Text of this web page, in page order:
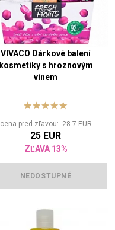
VIVACO Dárkové balení
kosmetiky s hroznovým
vínem
cena pred zľavou:28.7 EUR
25 EUR
ZĽAVA 13%
NEDOSTUPNÉ